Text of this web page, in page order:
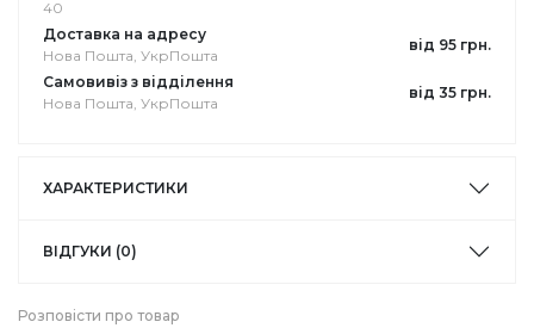
40
Доставка на адресу
Нова Пошта, УкрПошта
від 95 грн.
Самовивіз з відділення
Нова Пошта, УкрПошта
від 35 грн.
ХАРАКТЕРИСТИКИ
ВІДГУКИ (0)
Розповісти про товар